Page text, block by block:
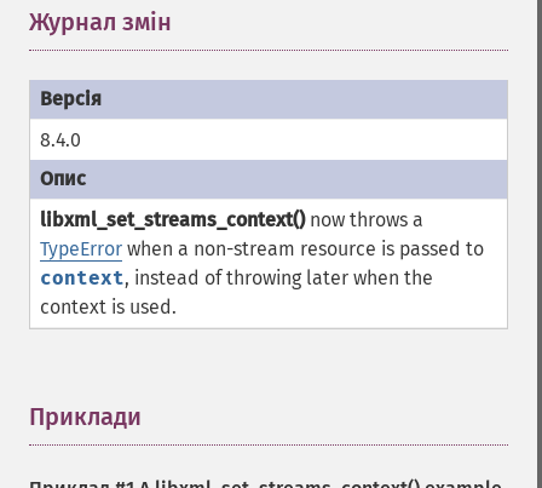
Журнал змін
8.4.0
libxml_set_streams_context()now throws a
TypeError when a non-stream resource is passed to
context, instead of throwing later when the
context is used.
Приклади